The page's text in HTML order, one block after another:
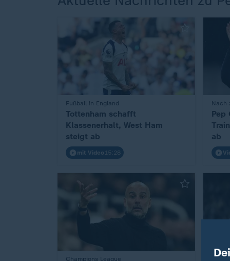
Fußball in England
:
Tottenham schafft
Klassenerhalt, West Ham
steigt ab
mit Video 15:28
Nach
:
Pep
ab
Champions League